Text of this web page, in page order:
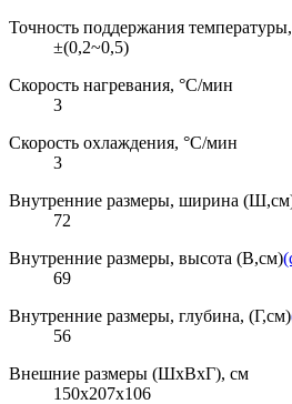
Точность поддержания
±(0,2~0,5)
Скорость нагревания, °C/мин
3
Скорость охлаждения, °C/мин
3
Внутренние размеры, ширина
72
Внутренние размеры, высота (В,см)
69
Внутренние размеры, глубина, (Г,см)
56
Внешние размеры (ШхВхГ), см
150x207x106